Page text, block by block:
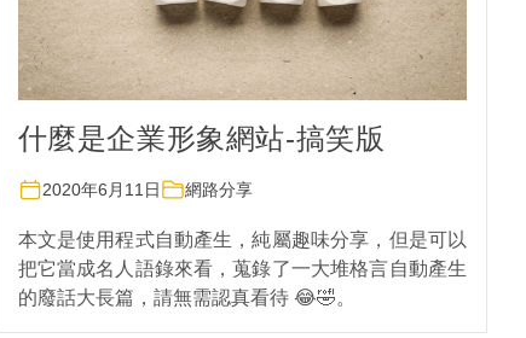
什麼是企業形象網站-搞笑版
2020年6月11日 網路分享
本文是使用程式自動產生，純屬趣味分享，但是可以
把它當成名人語錄來看，蒐錄了一大堆格言自動產生
的廢話大長篇，請無需認真看待 😂🤣。